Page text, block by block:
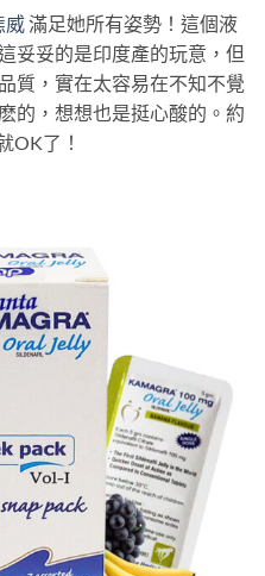
威滿足她所有姿勢！這個液
妥妥的是印度產的玩意，但
質，實在太容易在不知不覺
的，想想也是挺心酸的。約
OK了！